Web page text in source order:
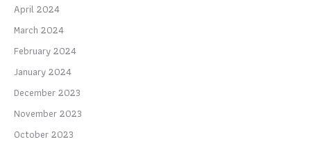
April 2024
March 2024
February 2024
January 2024
December 2023
November 2023
October 2023